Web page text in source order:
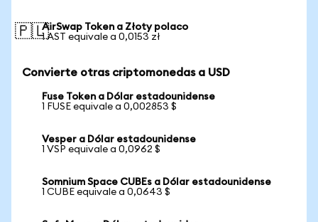
🇵🇱AirSwap Token a Złoty polaco
1 AST equivale a 0,0153 zł
Convierte otras criptomonedas a USD
Fuse Token a Dólar estadounidense
1 FUSE equivale a 0,002853 $
Vesper a Dólar estadounidense
1 VSP equivale a 0,0962 $
Somnium Space CUBEs a Dólar estadounidense
1 CUBE equivale a 0,0643 $